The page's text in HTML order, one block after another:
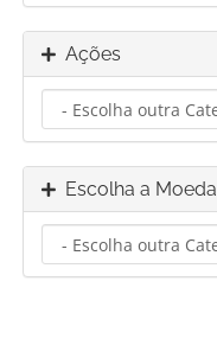
Ações
Escolha a Moeda